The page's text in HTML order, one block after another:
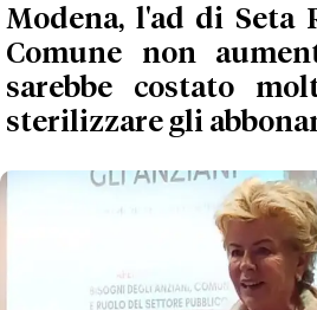
Modena, l'ad di Seta
Comune non
sarebbe costato
sterilizzare gli